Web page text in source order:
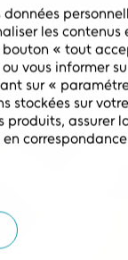
les contenus
bouton « tout
vous informer
sur «
stockées sur votre
produits, assurer
précises,
aussi consulter